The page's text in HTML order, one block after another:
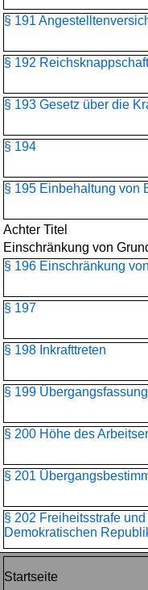
§ 191
§ 192
§ 193 Gesetz über die
§ 194
§ 195 Einbehaltung von
Achter Titel
Einschränkung von
§ 196 Einschränkung
§ 197
§ 198 Inkrafttreten
§ 199
§ 200 Höhe des
§ 201
§ 202 Freiheitsstrafe
Demokratischen
Startseite